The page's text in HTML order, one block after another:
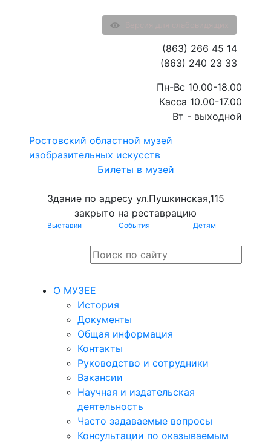
Ростовский областной музей
изобразительных искусств
Билеты в музей
Здание по адресу ул.Пушкинская,115
закрыто на реставрацию
Выставки События Детям
(863) 266 45 14
(863) 240 23 33
Пн-Вс 10.00-18.00
Касса 10.00-17.00
Вт - выходной
О МУЗЕЕ
История
Документы
Общая информация
Контакты
Руководство и сотрудники
Вакансии
Научная и издательская
деятельность
Часто задаваемые вопросы
Консультации по оказываемым